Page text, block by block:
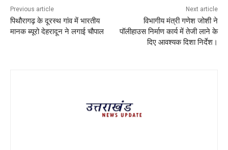
Previous article
पिथौरागढ़ के दूरस्थ गांव में भारतीय
मानक ब्यूरो देहरादून ने लगाई चौपाल
Next article
विभागीय मंत्री गणेश जोशी ने
पॉलीहाउस निर्माण कार्य में तेजी लाने के
दिए आवश्यक दिशा निर्देश।